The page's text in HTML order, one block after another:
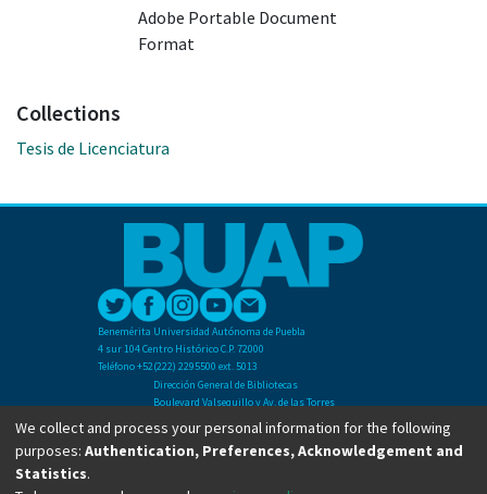
Adobe Portable Document
Format
Collections
Tesis de Licenciatura
Benemérita Universidad Autónoma de Puebla
4 sur 104 Centro Histórico C.P. 72000
Teléfono +52(222) 2295500 ext. 5013
Dirección General de Bibliotecas
Boulevard Valsequillo y Av. de las Torres
Ciudad Universitaria. Col. San Manuel
C.P. 72570
Teléfono +52 (222) 2295500 Ext 2901
We collect and process your personal information for the following
purposes: Authentication, Preferences, Acknowledgement and
Statistics.